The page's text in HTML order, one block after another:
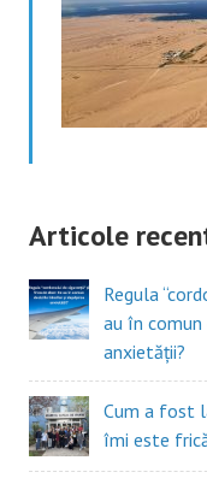
Articole
Regula
au în
anxietății?
Cum a fost
îmi este